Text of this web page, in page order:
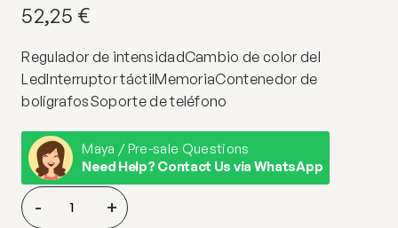
52,25 €
Regulador de intensidadCambio de color del
LedInterruptor táctilMemoriaContenedor de
bolígrafosSoporte de teléfono
Maya / Pre-sale Questions
Need Help? Contact Us via WhatsApp
FLEXO
LED- +